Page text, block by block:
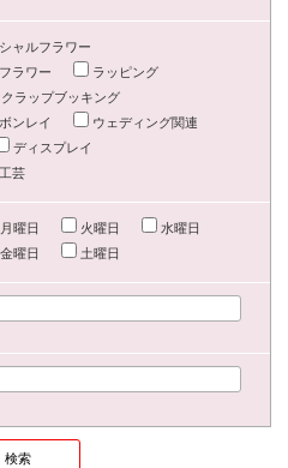
ャルフラワー
ラワー
ラッピング
クラップブッキング
ンレイ
ウェディング関連
ディスプレイ
芸
月曜日 火曜日
水曜日
金曜日 土曜日